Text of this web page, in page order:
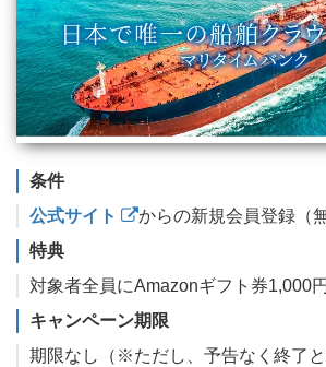
条件
公式サイト
からの新規会員登録（無
特典
対象者全員にAmazonギフト券1,000
キャンペーン期限
期限なし（※ただし、予告なく終了